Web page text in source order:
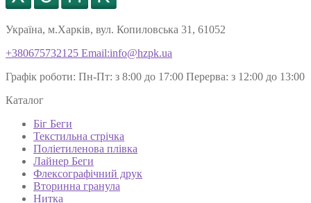
Україна, м.Харків, вул. Копиловська 31, 61052
+380675732125 Email:info@hzpk.ua
Графік роботи: Пн-Пт: з 8:00 до 17:00 Перерва: з 12:00 до 13:00
Каталог
Біг Беги
Текстильна стрічка
Поліетиленова плівка
Лайнер Беги
Флексографічний друк
Вторинна гранула
Нитка